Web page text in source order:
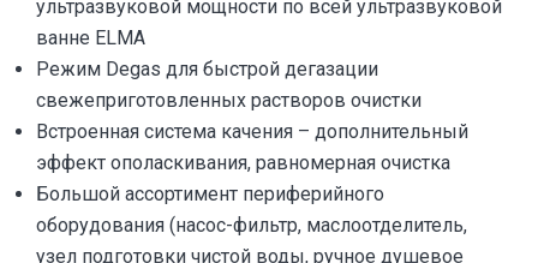
ультразвуковой мощности по всей ультразвуковой
ванне ELMA
Режим Degas для быстрой дегазации
свежеприготовленных растворов очистки
Встроенная система качения – дополнительный
эффект ополаскивания, равномерная очистка
Большой ассортимент периферийного
оборудования (насос-фильтр, маслоотделитель,
узел подготовки чистой воды, ручное душевое